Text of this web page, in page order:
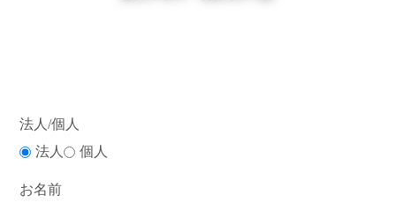
法人/個人
法人
個人
お名前